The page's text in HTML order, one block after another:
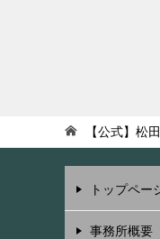
【公式】松
トップペー
事務所概要